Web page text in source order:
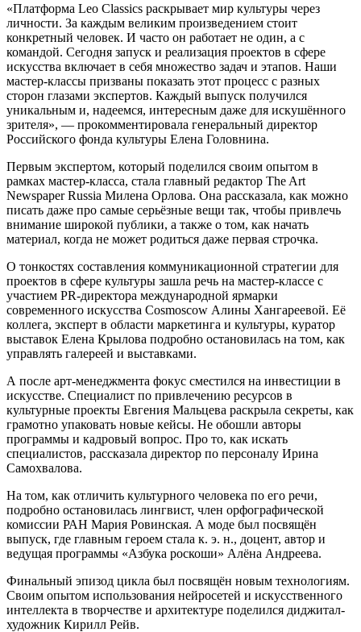
«Платформа Leo Classics раскрывает мир культуры через
личности. За каждым великим произведением стоит
конкретный человек. И часто он работает не один, а с
командой. Сегодня запуск и реализация проектов в сфере
искусства включает в себя множество задач и этапов. Наши
мастер-классы призваны показать этот процесс с разных
сторон глазами экспертов. Каждый выпуск получился
уникальным и, надеемся, интересным даже для искушённого
зрителя», — прокомментировала генеральный директор
Российского фонда культуры Елена Головнина.
Первым экспертом, который поделился своим опытом в
рамках мастер-класса, стала главный редактор The Art
Newspaper Russia Милена Орлова. Она рассказала, как можно
писать даже про самые серьёзные вещи так, чтобы привлечь
внимание широкой публики, а также о том, как начать
материал, когда не может родиться даже первая строчка.
О тонкостях составления коммуникационной стратегии для
проектов в сфере культуры зашла речь на мастер-классе с
участием PR-директора международной ярмарки
современного искусства Cosmoscow Алины Хангареевой. Её
коллега, эксперт в области маркетинга и культуры, куратор
выставок Елена Крылова подробно остановилась на том, как
управлять галереей и выставками.
А после арт-менеджмента фокус сместился на инвестиции в
искусстве. Специалист по привлечению ресурсов в
культурные проекты Евгения Мальцева раскрыла секреты, как
грамотно упаковать новые кейсы. Не обошли авторы
программы и кадровый вопрос. Про то, как искать
специалистов, рассказала директор по персоналу Ирина
Самохвалова.
На том, как отличить культурного человека по его речи,
подробно остановилась лингвист, член орфографической
комиссии РАН Мария Ровинская. А моде был посвящён
выпуск, где главным героем стала к. э. н., доцент, автор и
ведущая программы «Азбука роскоши» Алёна Андреева.
Финальный эпизод цикла был посвящён новым технологиям.
Своим опытом использования нейросетей и искусственного
интеллекта в творчестве и архитектуре поделился диджитал-
художник Кирилл Рейв.